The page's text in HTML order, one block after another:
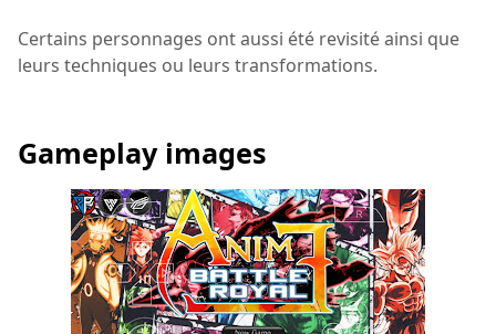
Certains personnages ont aussi été revisité ainsi que
leurs techniques ou leurs transformations.
Gameplay images